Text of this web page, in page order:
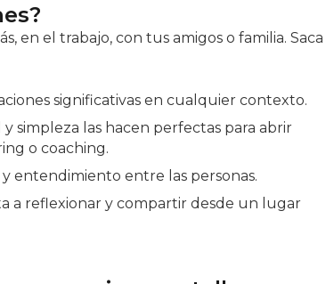
en el trabajo, con tus amigos o familia. Saca
significativas en cualquier contexto.
y simpleza las hacen perfectas para abrir
o coaching.
entendimiento entre las personas.
a reflexionar y compartir desde un lugar